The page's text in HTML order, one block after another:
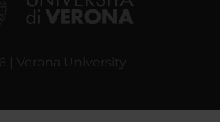
| Verona University